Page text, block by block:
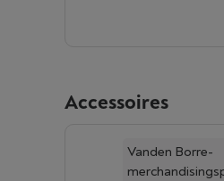
Accessoires
Vanden Borre-